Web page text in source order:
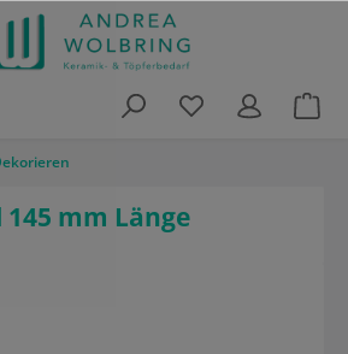
mm Länge